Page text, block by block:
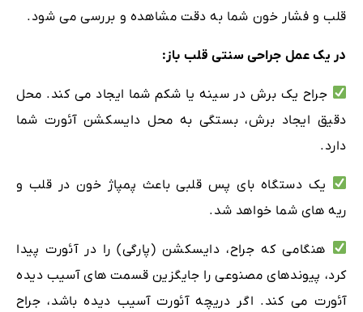
قلب و فشار خون شما به دقت مشاهده و بررسی می شود.
در یک عمل جراحی سنتی قلب باز:
جراح یک برش در سینه یا شکم شما ایجاد می کند. محل
دقیق ایجاد برش، بستگی به محل دایسکشن آئورت شما
دارد.
یک دستگاه بای پس قلبی باعث پمپاژ خون در قلب و
ریه های شما خواهد شد.
هنگامی که جراح، دایسکشن (پارگی) را در آئورت پیدا
کرد، پیوندهای مصنوعی را جایگزین قسمت های آسیب دیده
آئورت می کند. اگر دریچه آئورت آسیب دیده باشد، جراح